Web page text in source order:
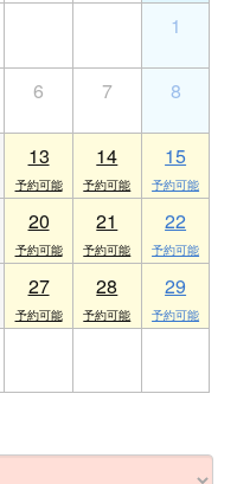
1
6 7 8
13 14 15
20 21 22
27 28 29